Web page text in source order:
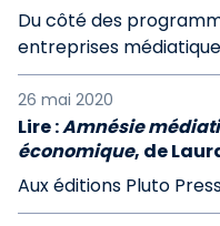
Du côté des
entreprises
26 mai 2020
Lire :Amnésie
économique, de
Aux éditions Pluto